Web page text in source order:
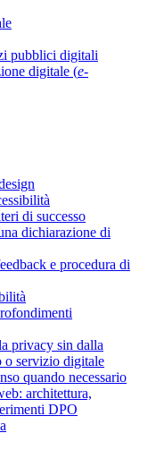
pubblici digitali
digitale (e-
di successo
dichiarazione di
e procedura di
privacy sin dalla
o servizio digitale
quando necessario
architettura,
DPO